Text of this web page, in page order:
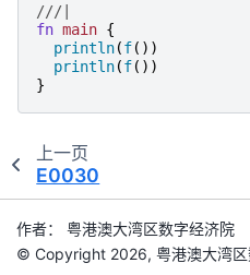
///|
fn main {
println(f())
println(f())
}
上一页
E0030
作者： 粤港澳大湾区数字经济院
© Copyright 2026, 粤港澳大湾区